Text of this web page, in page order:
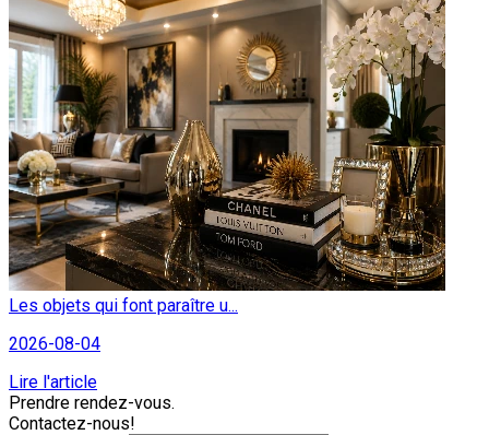
Les objets qui font paraître u...
2026-08-04
Lire l'article
Prendre rendez-vous.
Contactez-nous!